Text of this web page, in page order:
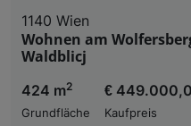
1140 Wien
Wohnen am
Waldblicj
424 m2
Grundfläche
€
Kaufpreis